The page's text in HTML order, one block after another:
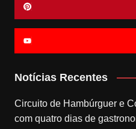
Notícias Recentes
Circuito de Hambúrguer e
com quatro dias de